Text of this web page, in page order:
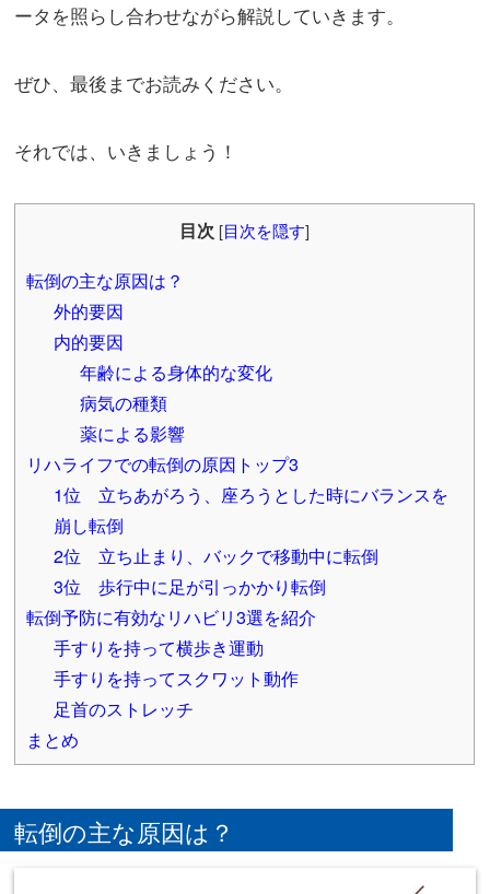
ータを照らし合わせながら解説していきます。
ぜひ、最後までお読みください。
それでは、いきましょう！
目次 [目次を隠す]
転倒の主な原因は？
外的要因
内的要因
年齢による身体的な変化
病気の種類
薬による影響
リハライフでの転倒の原因トップ3
1位 立ちあがろう、座ろうとした時にバランスを
崩し転倒
2位 立ち止まり、バックで移動中に転倒
3位 歩行中に足が引っかかり転倒
転倒予防に有効なリハビリ3選を紹介
手すりを持って横歩き運動
手すりを持ってスクワット動作
足首のストレッチ
まとめ
転倒の主な原因は？